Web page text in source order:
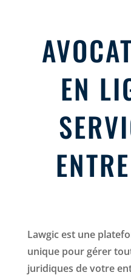
EN
Lawgic est une
unique pour gérer
juridiques de votre